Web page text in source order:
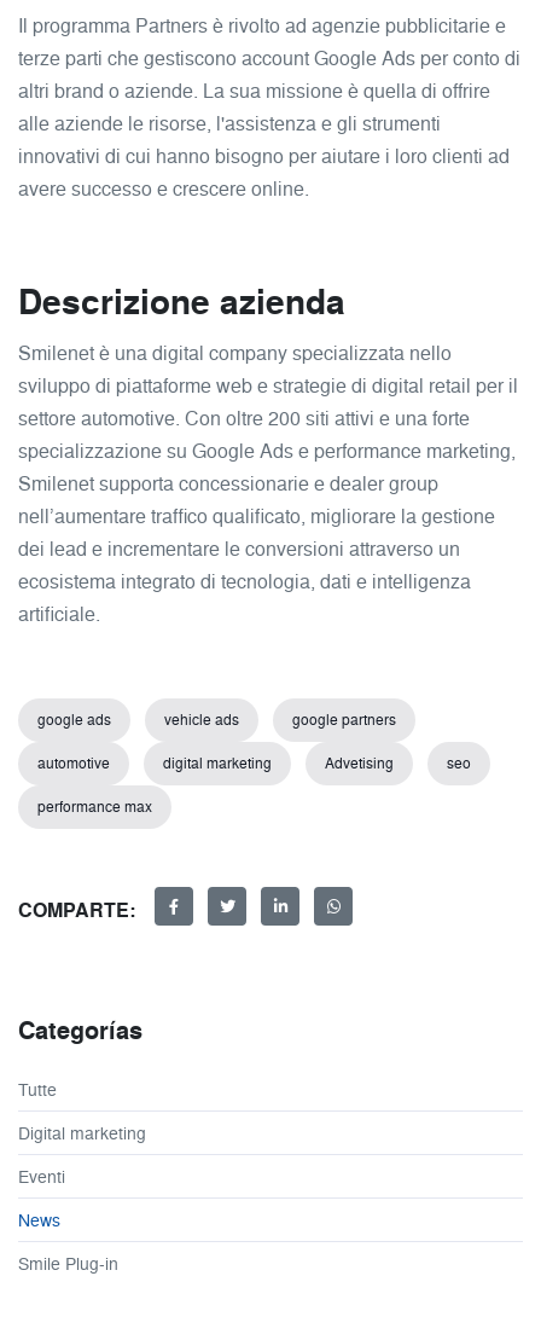
Il programma Partners è rivolto ad agenzie pubblicitarie e
terze parti che gestiscono account Google Ads per conto di
altri brand o aziende. La sua missione è quella di offrire
alle aziende le risorse, l'assistenza e gli strumenti
innovativi di cui hanno bisogno per aiutare i loro clienti ad
avere successo e crescere online.
Descrizione azienda
Smilenet è una digital company specializzata nello
sviluppo di piattaforme web e strategie di digital retail per il
settore automotive. Con oltre 200 siti attivi e una forte
specializzazione su Google Ads e performance marketing,
Smilenet supporta concessionarie e dealer group
nell’aumentare traffico qualificato, migliorare la gestione
dei lead e incrementare le conversioni attraverso un
ecosistema integrato di tecnologia, dati e intelligenza
artificiale.
google ads vehicle ads google partners
automotive digital marketing Advetising seo
performance max
COMPARTE:
Categorías
Tutte
Digital marketing
Eventi
News
Smile Plug-in